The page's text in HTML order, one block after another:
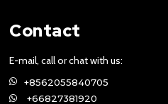
Contact
E-mail, call or chat with us:
+8562055840705
+66827381920